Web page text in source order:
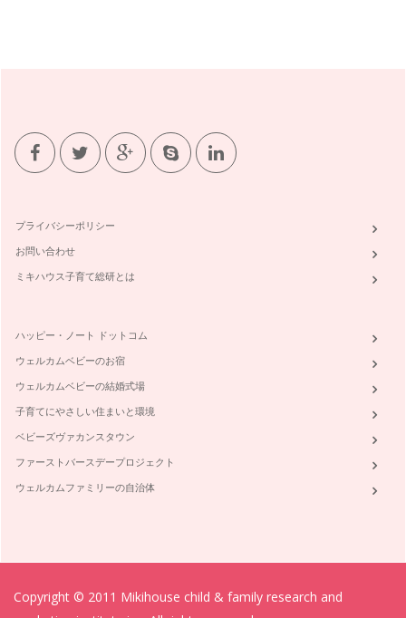
プライバシーポリシー
お問い合わせ
ミキハウス子育て総研とは
ハッピー・ノート ドットコム
ウェルカムベビーのお宿
ウェルカムベビーの結婚式場
子育てにやさしい住まいと環境
ベビーズヴァカンスタウン
ファーストバースデープロジェクト
ウェルカムファミリーの自治体
Copyright © 2011 Mikihouse child & family research and